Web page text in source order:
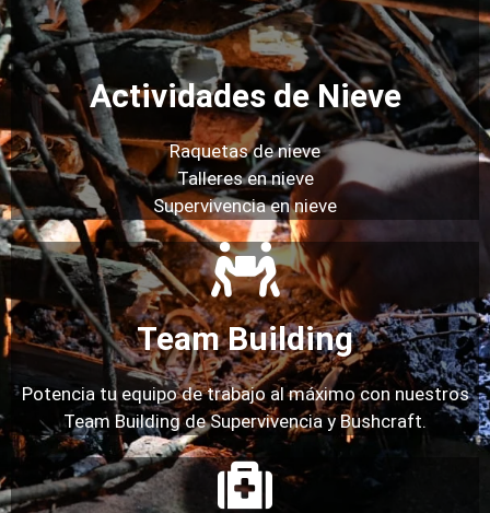
Actividades de Nieve
Raquetas de nieve
Talleres en nieve
Supervivencia en nieve
Team Building
Potencia tu equipo de trabajo al máximo con nuestros
Team Building de Supervivencia y Bushcraft.